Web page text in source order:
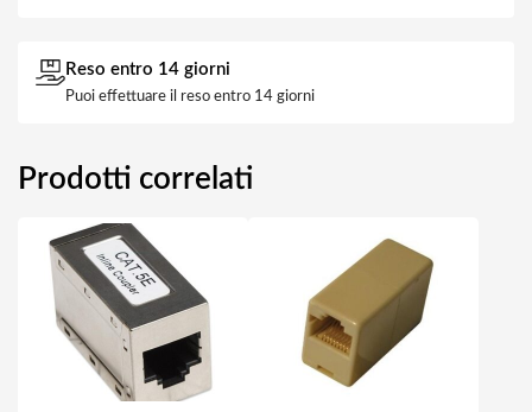
Reso entro 14 giorni
Puoi effettuare il reso entro 14 giorni
Prodotti correlati